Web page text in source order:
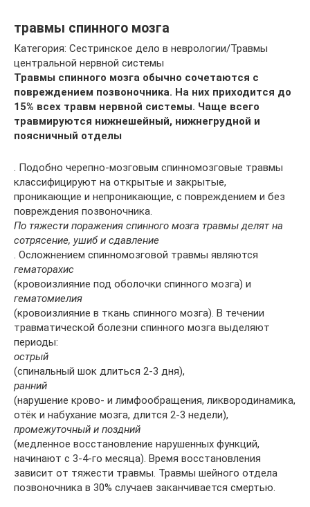
травмы спинного мозга
Категория: Сестринское дело в неврологии/Травмы
центральной нервной системы
Травмы спинного мозга обычно сочетаются с
повреждением позвоночника. На них приходится до
15% всех травм нервной системы. Чаще всего
травмируются нижнешейный, нижнегрудной и
поясничный отделы
. Подобно черепно-мозговым спинномозговые травмы
классифицируют на открытые и закрытые,
проникающие и непроникающие, с повреждением и без
повреждения позвоночника.
По тяжести поражения спинного мозга травмы делят на
сотрясение, ушиб и сдавление
. Осложнением спинномозговой травмы являются
гематорахис
(кровоизлияние под оболочки спинного мозга) и
гематомиелия
(кровоизлияние в ткань спинного мозга). В течении
травматической болезни спинного мозга выделяют
периоды:
острый
(спинальный шок длиться 2-3 дня),
ранний
(нарушение крово- и лимфообращения, ликвородинамика,
отёк и набухание мозга, длится 2-3 недели),
промежуточный и поздний
(медленное восстановление нарушенных функций,
начинают с 3-4-го месяца). Время восстановления
зависит от тяжести травмы. Травмы шейного отдела
позвоночника в 30% случаев заканчивается смертью.